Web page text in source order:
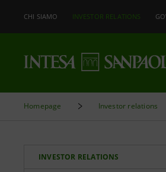
CHI SIAMO INVESTOR RELATIONS
Homepage Investor relations
INVESTOR RELATIONS